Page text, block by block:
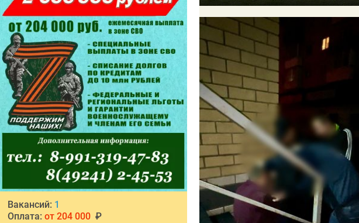
Вакансий: 1
Оплата: от 204 000₽